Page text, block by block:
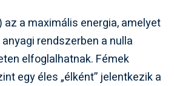
az a maximális energia, amelyet
rendszerben a nulla
elfoglalhatnak. Fémek
egy éles „élként” jelentkezik a